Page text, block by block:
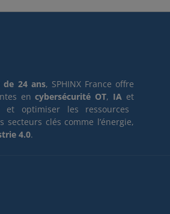
de 24 ans, SPHINX France offre
encybersécurité OT, IA et
et optimiser les ressources
secteurs clés comme l’énergie,
4.0.